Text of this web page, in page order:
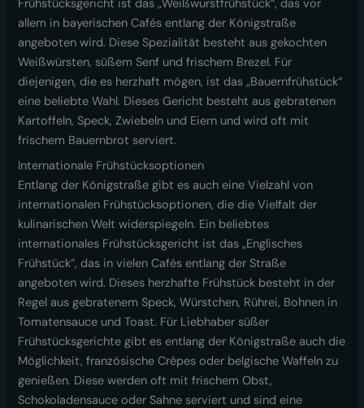
Frühstücksgericht ist das „Weißwurstfrühstück“, das vor
allem in bayerischen Cafés entlang der Königstraße
angeboten wird. Diese Spezialität besteht aus gekochten
Weißwürsten, süßem Senf und frischem Brezel. Für
diejenigen, die es herzhaft mögen, ist das „Bauernfrühstück“
eine beliebte Wahl. Dieses Gericht besteht aus gebratenen
Kartoffeln, Speck, Zwiebeln und Eiern und wird oft mit
frischem Bauernbrot serviert.
Internationale Frühstücksoptionen
Entlang der Königstraße gibt es auch eine Vielzahl von
internationalen Frühstücksoptionen, die die Vielfalt der
kulinarischen Welt widerspiegeln. Ein beliebtes
internationales Frühstücksgericht ist das „Englisches
Frühstück“, das in vielen Cafés entlang der Straße
angeboten wird. Dieses herzhafte Frühstück besteht in der
Regel aus gebratenem Speck, Würstchen, Rührei, Bohnen in
Tomatensauce und Toast. Für Liebhaber süßer
Frühstücksgerichte gibt es entlang der Königstraße auch die
Möglichkeit, französische Crêpes oder belgische Waffeln zu
genießen. Diese werden oft mit frischem Obst,
Schokoladensauce oder Sahne serviert und sind eine